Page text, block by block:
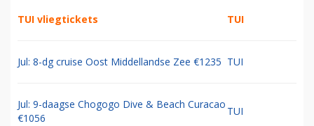
TUI vliegtickets TUI
Jul: 8-dg cruise Oost Middellandse Zee €1235 TUI
Jul: 9-daagse Chogogo Dive & Beach Curacao
€1056
TUI